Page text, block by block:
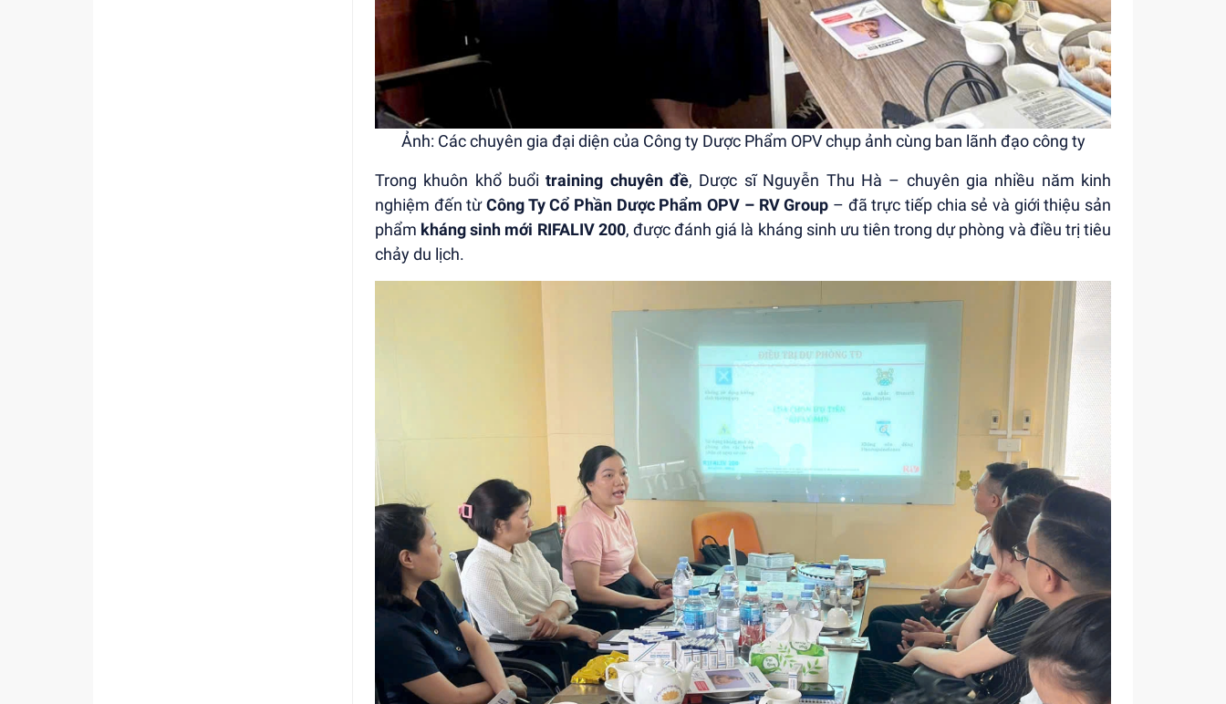
Ảnh: Các chuyên gia đại diện của Công ty Dược Phẩm OPV chụp ảnh cùng ban lãnh đạo công ty
Trong khuôn khổ buổitraining chuyên đề, Dược sĩ Nguyễn Thu Hà – chuyên gia nhiều năm kinh
nghiệm đến từCông Ty Cổ Phần Dược Phẩm OPV – RV Group – đã trực tiếp chia sẻ và giới thiệu sản
phẩm kháng sinh mới RIFALIV 200, được đánh giá là kháng sinh ưu tiên trong dự phòng và điều trị tiêu
chảy du lịch.